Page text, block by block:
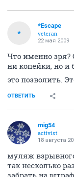
*
*Escape
veteran
22 мая 2009
Что именно зря?
ни копейки, но
это позволить.
ОТВЕТИТЬ
mig54
activist
18 августа
муляж
так несколько
забрать на